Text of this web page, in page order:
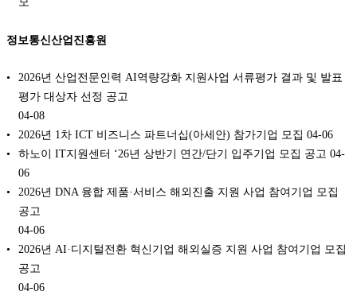
정보통신산업진흥원
2026년 산업전문인력 AI역량강화 지원사업 서류평가 결과 및 발표
평가 대상자 선정 공고
04-08
2026년 1차 ICT 비즈니스 파트너십(아세안) 참가기업 모집 04-06
하노이 IT지원센터 ‘26년 상반기 연간/단기 입주기업 모집 공고 04-
06
2026년 DNA 융합 제품·서비스 해외진출 지원 사업 참여기업 모집
공고
04-06
2026년 AI·디지털전환 혁신기업 해외실증 지원 사업 참여기업 모집
공고
04-06